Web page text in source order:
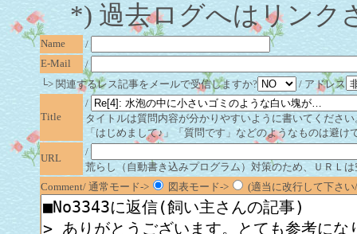
*) 過去ログへはリンク
Name
/
E-Mail
/
└> 関連するレス記事をメールで受信しますか?
/ アドレス
Title
/
タイトルは質問内容が分かりやすいように書いてください
「はじめまして♪」「質問です」などのようなものは避け
URL
/
荒らし（自動書き込みプログラム）対策のため、ＵＲＬ
Comment/ 通常モード->
図表モード-> (適当に改行して下さ